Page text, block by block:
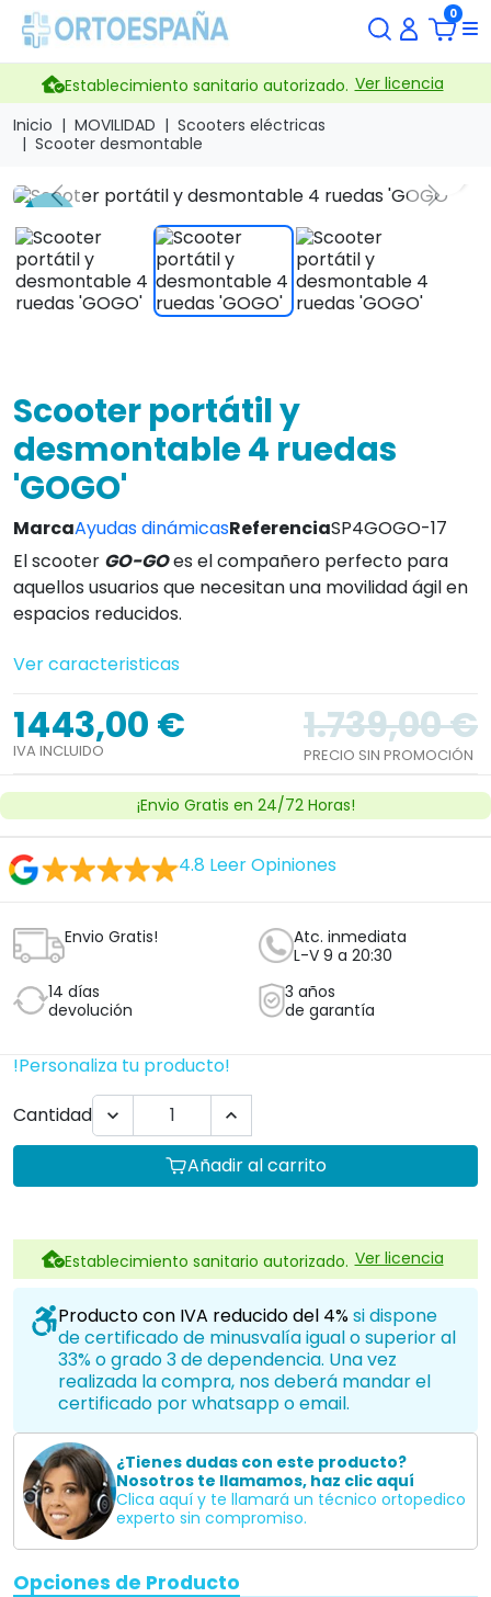
0
Establecimiento sanitario autorizado. Ver licencia
Inicio
MOVILIDAD
Scooters eléctricas
Scooter desmontable
Previous Next
Scooter portátil y
desmontable 4 ruedas
'GOGO'
MarcaAyudas dinámicasReferenciaSP4GOGO-17
El scooter GO-GOes el compañero perfecto para
aquellos usuarios que necesitan una movilidad ágil en
espacios reducidos.
Ver caracteristicas
1443,00 €
IVA INCLUIDO
1.739,00 €
PRECIO SIN PROMOCIÓN
¡Envio Gratis en 24/72 Horas!
4.8 Leer Opiniones
Envio Gratis!
Atc. inmediata
L-V 9 a 20:30
14 días
devolución
3 años
de garantía
!Personaliza tu producto!
Cantidad
 
Añadir al carrito
Establecimiento sanitario autorizado. Ver licencia
Producto con IVA reducido del 4%si dispone
de certificado de minusvalía igual o superior al
33% o grado 3 de dependencia. Una vez
realizada la compra, nos deberá mandar el
certificado por whatsapp o email.
¿Tienes dudas con este producto?
Nosotros te llamamos, haz clic aquí
Clica aquí y te llamará un técnico ortopedico
experto sin compromiso.
Opciones de Producto